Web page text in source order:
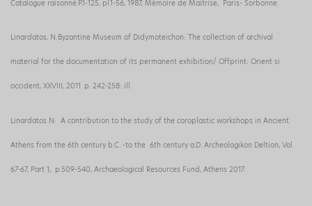
Catalogue raisonné.P.1-125, pl.1-56, 1987, Mémoire de Maitrise, Paris- Sorbonne.
Linardatos, N:Byzantine Museum of Didymoteichon: The collection of archival
material for the documentation of its permanent exhibition/ Offprint: Orient si
occident, XXVIII, 2011. p. 242-258: ill.
Linardatos N: A contribution to the study of the coroplastic workshops in Ancient
Athens from the 6th century b.C. -to the 6th century a.D. Archeologikon Deltion, Vol
67-67, Part 1, p.509-540, Archaeological Resources Fund, Athens 2017.